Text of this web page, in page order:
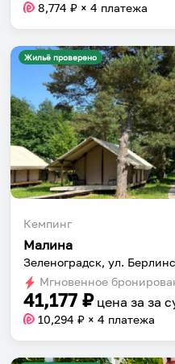
8,774 ₽ × 4 платежа
Жильё проверено
Кемпинг
Малина
Зеленоградск, ул.
Мгновенное
41,177 ₽ цена за за
10,294 ₽ × 4 платежа